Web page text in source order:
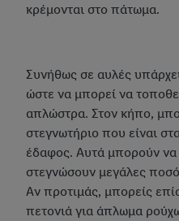
κρέμονται στο πάτωμα.
Συνήθως σε αυλές
ώστε να μπορεί να
απλώστρα. Στον κήπο,
στεγνωτήριο που είναι
έδαφος. Αυτά μπορούν να
στεγνώσουν μεγάλες
Αν προτιμάς, μπορείς
πετονιά για άπλωμα